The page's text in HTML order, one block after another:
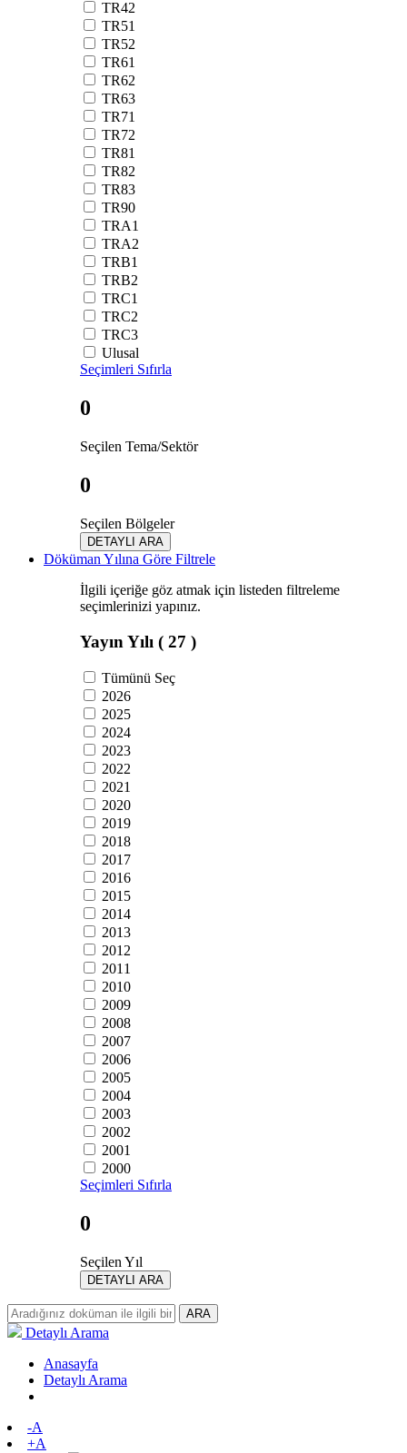
TR42
TR51
TR52
TR61
TR62
TR63
TR71
TR72
TR81
TR82
TR83
TR90
TRA1
TRA2
TRB1
TRB2
TRC1
TRC2
TRC3
Ulusal
Seçimleri Sıfırla
0
Seçilen Tema/Sektör
0
Seçilen Bölgeler
DETAYLI ARA
Döküman Yılına Göre Filtrele
İlgili içeriğe göz atmak için listeden filtreleme
seçimlerinizi yapınız.
Yayın Yılı ( 27 )
Tümünü Seç
2026
2025
2024
2023
2022
2021
2020
2019
2018
2017
2016
2015
2014
2013
2012
2011
2010
2009
2008
2007
2006
2005
2004
2003
2002
2001
2000
Seçimleri Sıfırla
0
Seçilen Yıl
DETAYLI ARA
ARA
Detaylı Arama
Anasayfa
Detaylı Arama
-A
+A